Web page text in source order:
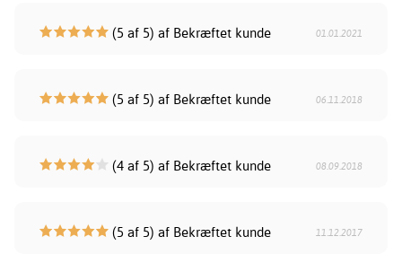
(5 af 5) af Bekræftet kunde 01.01.2021
(5 af 5) af Bekræftet kunde 06.11.2018
(4 af 5) af Bekræftet kunde 08.09.2018
(5 af 5) af Bekræftet kunde 11.12.2017